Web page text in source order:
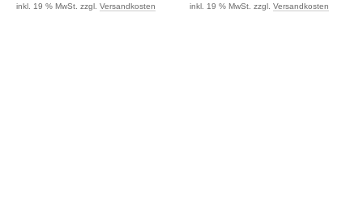
inkl. 19 % MwSt. zzgl. Versandkosten inkl. 19 % MwSt. zzgl. Versandkosten